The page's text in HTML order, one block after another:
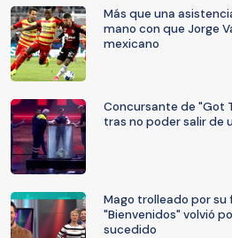
Más que una
mano con que Jorge
mexicano
Concursante de "Got
tras no poder salir de
Mago trolleado por su
"Bienvenidos" volvió
sucedido